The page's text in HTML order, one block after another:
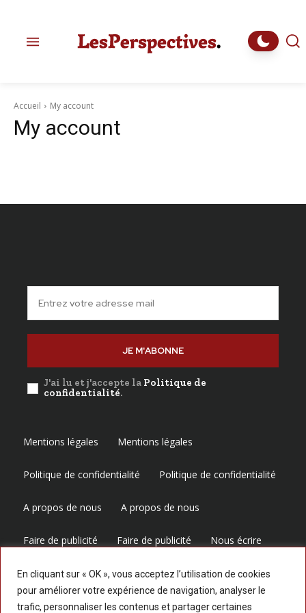
En cliquant sur « OK », vous acceptez l’utilisation de cookies
pour améliorer votre expérience de navigation, analyser le
trafic, personnaliser les contenus et partager certaines
Accueil My account
My account
JE M'ABONNE
J'ai lu et j'accepte la Politique de
confidentialité.
Mentions légales Mentions légales
Politique de confidentialité Politique de confidentialité
A propos de nous A propos de nous
Faire de publicité Faire de publicité Nous écrire
Nous écrire